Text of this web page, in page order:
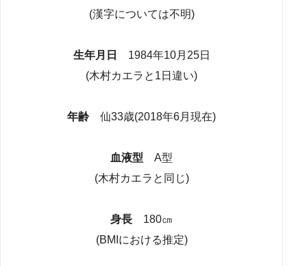
(漢字については不明)
生年月日 1984年10月25日
(木村カエラと1日違い)
年齢 仙33歳(2018年6月現在)
血液型 A型
(木村カエラと同じ)
身長 180㎝
(BMIにおける推定)